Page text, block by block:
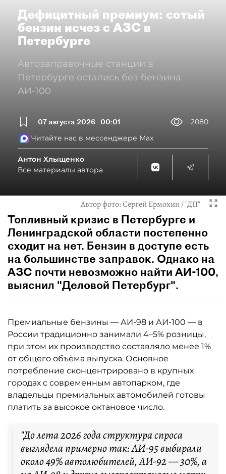
Дефицитный премиум: сотый
бензин исчез с АЗС в
Петербурге
Автозаправочные станции в
Петербурге остались без бензина
АИ-100
07 августа 2026 00:01
2080
Читайте нас в мессенджере Max
Антон Хлыщенко
Все материалы автора
Автор фото:Сергей Ермохин / "ДП"
Топливный кризис в Петербурге и
Ленинградской области постепенно
сходит на нет. Бензин в доступе есть
на большинстве заправок. Однако на
АЗС почти невозможно найти АИ-100,
выяснил "Деловой Петербург".
Премиальные бензины — АИ-98 и АИ-100 — в
России традиционно занимали 4–5% розницы,
при этом их производство составляло менее 1%
от общего объёма выпуска. Основное
потребление сконцентрировано в крупных
городах с современным автопарком, где
владельцы премиальных автомобилей готовы
платить за высокое октановое число.
"До лета 2026 года структура спроса
выглядела примерно так: АИ-95 выбирали
около 49% автолюбителей, АИ-92 — 30%, а